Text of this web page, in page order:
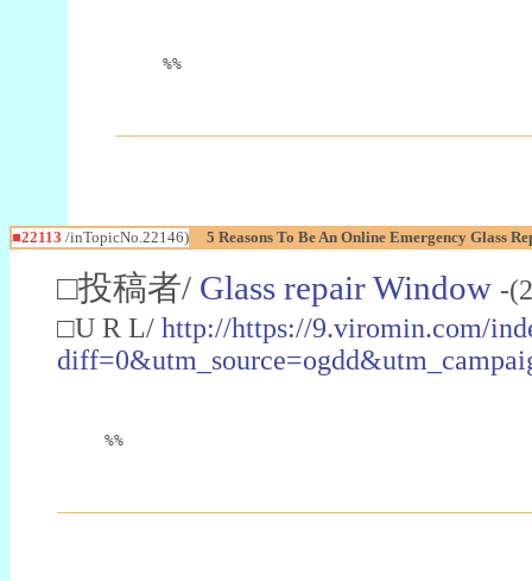
%%
■22113 /inTopicNo.22146) 5 Reasons To Be An Online Emergency Glass
□投稿者/ Glass repair Window -
□U R L/ http://https://9.viromin.com/
%%